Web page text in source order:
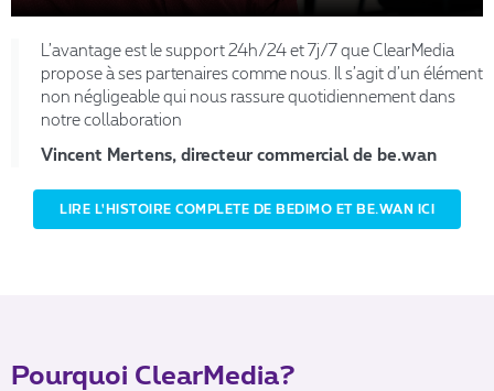
L’avantage est le support 24h/24 et 7j/7 que ClearMedia
propose à ses partenaires comme nous. Il s’agit d’un élément
non négligeable qui nous rassure quotidiennement dans
notre collaboration
Vincent Mertens, directeur commercial de be.wan
LIRE L'HISTOIRE COMPLETE DE BEDIMO ET BE.WAN ICI
Pourquoi ClearMedia?